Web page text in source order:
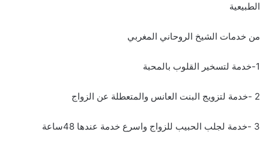
الطبيعية
من خدمات الشيخ الروحاني المغربي
1-خدمة لتسخير القلوب بالمحبة
2 -خدمة لتزويج البنت العانس والمتعطلة عن الزواج
3 -خدمة لجلب الحبيب للزواج واسرع خدمة عندها 48ساعة